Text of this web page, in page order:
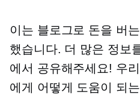
이는 블로그로 돈을 버
했습니다. 더 많은 정보
에서 공유해주세요! 우
에게 어떻게 도움이 되